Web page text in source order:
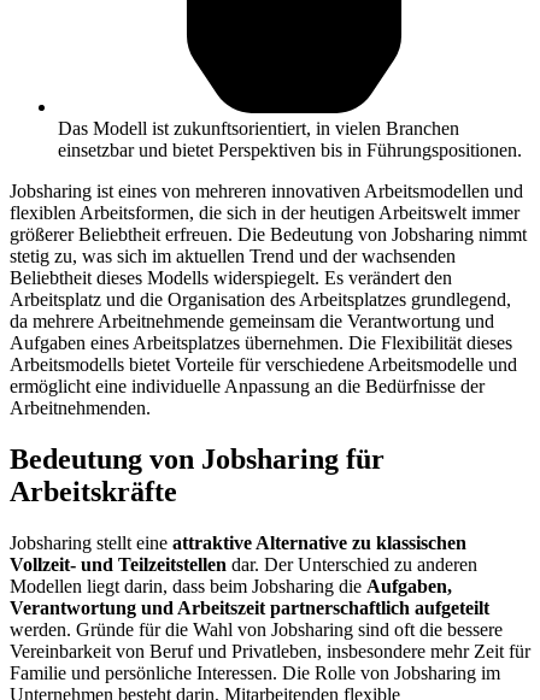
Das Modell ist zukunftsorientiert, in vielen Branchen
einsetzbar und bietet Perspektiven bis in Führungspositionen.
Jobsharing ist eines von mehreren innovativen Arbeitsmodellen und
flexiblen Arbeitsformen, die sich in der heutigen Arbeitswelt immer
größerer Beliebtheit erfreuen. Die Bedeutung von Jobsharing nimmt
stetig zu, was sich im aktuellen Trend und der wachsenden
Beliebtheit dieses Modells widerspiegelt. Es verändert den
Arbeitsplatz und die Organisation des Arbeitsplatzes grundlegend,
da mehrere Arbeitnehmende gemeinsam die Verantwortung und
Aufgaben eines Arbeitsplatzes übernehmen. Die Flexibilität dieses
Arbeitsmodells bietet Vorteile für verschiedene Arbeitsmodelle und
ermöglicht eine individuelle Anpassung an die Bedürfnisse der
Arbeitnehmenden.
Bedeutung von Jobsharing für
Arbeitskräfte
Jobsharing stellt eine attraktive Alternative zu klassischen
Vollzeit- und Teilzeitstellen dar. Der Unterschied zu anderen
Modellen liegt darin, dass beim Jobsharing die Aufgaben,
Verantwortung und Arbeitszeit partnerschaftlich aufgeteilt
werden. Gründe für die Wahl von Jobsharing sind oft die bessere
Vereinbarkeit von Beruf und Privatleben, insbesondere mehr Zeit für
Familie und persönliche Interessen. Die Rolle von Jobsharing im
Unternehmen besteht darin, Mitarbeitenden flexible